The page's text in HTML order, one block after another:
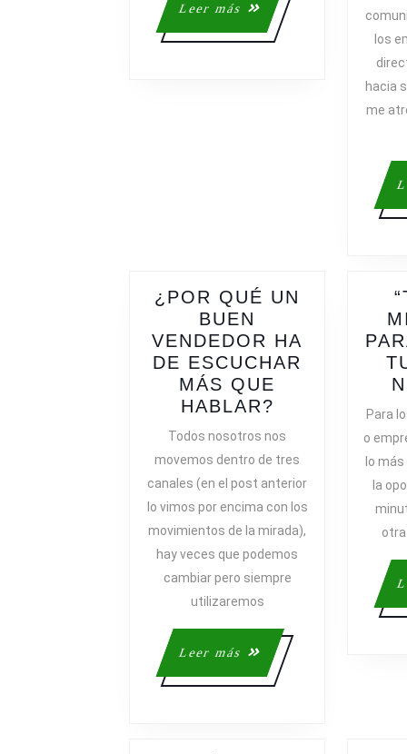
Leer más
Leer
más
los
hacia
me
¿POR QUÉ UN
BUEN
VENDEDOR HA
DE ESCUCHAR
MÁS QUE
HABLAR?
BUEN
VENDEDOR
HA
DE
ESCUCHAR
MÁS
Todos nosotros nos
movemos dentro de tres
canales (en el post anterior
lo vimos por encima con los
movimientos de la mirada),
hay veces que podemos
cambiar pero siempre
utilizaremos
Leer más
Leer
más
Para
o
lo
la